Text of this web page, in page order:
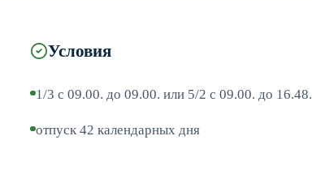
Условия
1/3 с 09.00. до 09.00. или 5/2 с 09.00. до 16.48.
отпуск 42 календарных дня